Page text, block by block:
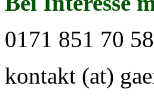
0171 851 70
kontakt (at)